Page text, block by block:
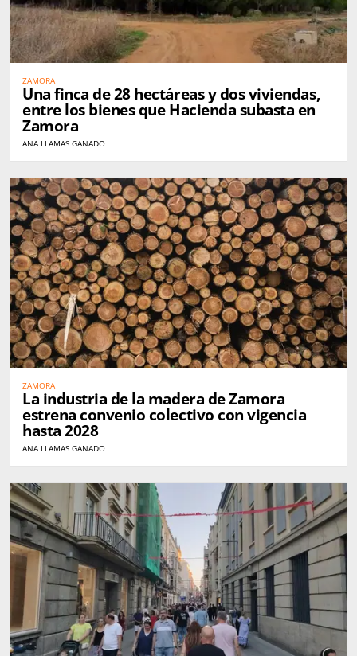
ZAMORA
Una finca de 28 hectáreas y dos viviendas,
entre los bienes que Hacienda subasta en
Zamora
ANA LLAMAS GANADO
ZAMORA
La industria de la madera de Zamora
estrena convenio colectivo con vigencia
hasta 2028
ANA LLAMAS GANADO